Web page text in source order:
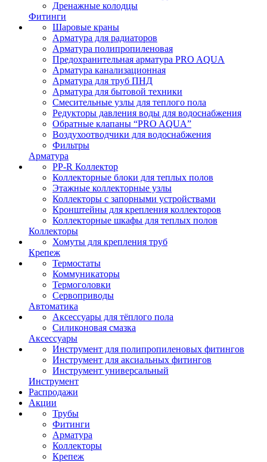
Дренажные колодцы
Фитинги
Шаровые краны
Арматура для радиаторов
Арматура полипропиленовая
Предохранительная арматура PRO AQUA
Арматура канализационная
Арматура для труб ПНД
Арматура для бытовой техники
Смесительные узлы для теплого пола
Редукторы давления воды для водоснабжения
Обратные клапаны “PRO AQUA”
Воздухоотводчики для водоснабжения
Фильтры
Арматура
PP-R Коллектор
Коллекторные блоки для теплых полов
Этажные коллекторные узлы
Коллекторы с запорными устройствами
Кронштейны для крепления коллекторов
Коллекторные шкафы для теплых полов
Коллекторы
Хомуты для крепления труб
Крепеж
Термостаты
Коммуникаторы
Термоголовки
Сервоприводы
Автоматика
Аксессуары для тёплого пола
Силиконовая смазка
Аксессуары
Инструмент для полипропиленовых фитингов
Инструмент для аксиальных фитингов
Инструмент универсальный
Инструмент
Распродажи
Акции
Трубы
Фитинги
Арматура
Коллекторы
Крепеж